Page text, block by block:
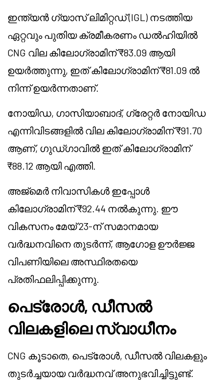
ഇന്ത്യൻ ഗ്യാസ് ലിമിറ്റഡ് (IGL) നടത്തിയ
ഏറ്റവും പുതിയ ക്രമീകരണം ഡൽഹിയിൽ
CNG വില കിലോഗ്രാമിന് ₹83.09 ആയി
ഉയർത്തുന്നു, ഇത് കിലോഗ്രാമിന് ₹81.09 ൽ
നിന്ന് ഉയർന്നതാണ്.
നോയിഡ, ഗാസിയാബാദ്, ഗ്രേറ്റർ നോയിഡ
എന്നിവിടങ്ങളിൽ വില കിലോഗ്രാമിന് ₹91.70
ആണ്, ഗുഡ്ഗാവിൽ ഇത് കിലോഗ്രാമിന്
₹88.12 ആയി എത്തി.
അജ്മെർ നിവാസികൾ ഇപ്പോൾ
കിലോഗ്രാമിന് ₹92.44 നൽകുന്നു. ഈ
വികസനം മേയ് 23-ന് സമാനമായ
വർദ്ധനവിനെ തുടർന്ന്, ആഗോള ഊർജ്ജ
വിപണിയിലെ അസ്ഥിരതയെ
പ്രതിഫലിപ്പിക്കുന്നു.
പെട്രോൾ, ഡീസൽ
വിലകളിലെ സ്വാധീനം
CNG കൂടാതെ, പെട്രോൾ, ഡീസൽ വിലകളും
തുടർച്ചയായ വർദ്ധനവ് അനുഭവിച്ചിട്ടുണ്ട്.